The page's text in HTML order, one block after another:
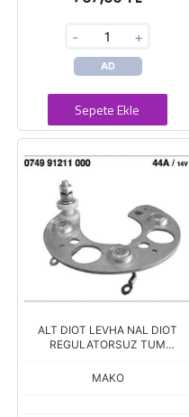
- +
AD
Sepete Ekle
ALT DIOT LEVHA NAL DIOT
REGULATORSUZ TUM
MAKO